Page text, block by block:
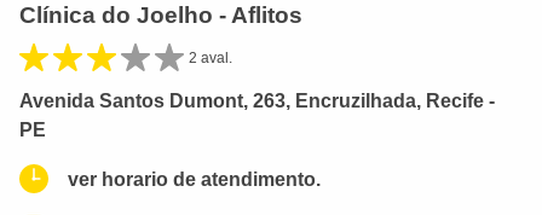
Clínica do Joelho - Aflitos
2 aval.
Avenida Santos Dumont, 263, Encruzilhada, Recife -
PE
ver horario de atendimento.